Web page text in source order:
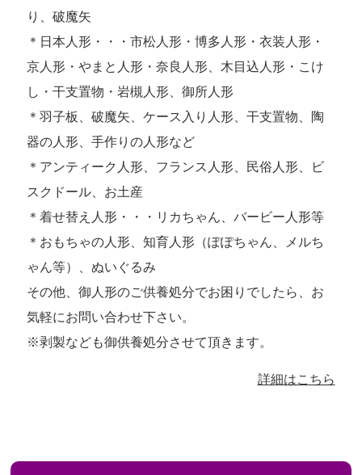
り、破魔矢
＊日本人形・・・市松人形・博多人形・衣装人形・
京人形・やまと人形・奈良人形、木目込人形・こけ
し・干支置物・岩槻人形、御所人形
＊羽子板、破魔矢、ケース入り人形、干支置物、陶
器の人形、手作りの人形など
＊アンティーク人形、フランス人形、民俗人形、ビ
スクドール、お土産
＊着せ替え人形・・・リカちゃん、バービー人形等
＊おもちゃの人形、知育人形（ぽぽちゃん、メルち
ゃん等）、ぬいぐるみ
その他、御人形のご供養処分でお困りでしたら、お
気軽にお問い合わせ下さい。
※剥製なども御供養処分させて頂きます。
詳細はこちら